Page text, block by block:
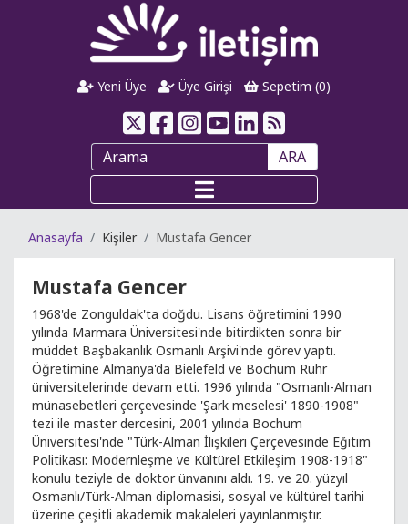
Yeni Üye Üye Girişi Sepetim (0)
ARA
Anasayfa Kişiler Mustafa Gencer
Mustafa Gencer
1968'de Zonguldak'ta doğdu. Lisans öğretimini 1990
yılında Marmara Üniversitesi'nde bitirdikten sonra bir
müddet Başbakanlık Osmanlı Arşivi'nde görev yaptı.
Öğretimine Almanya'da Bielefeld ve Bochum Ruhr
üniversitelerinde devam etti. 1996 yılında "Osmanlı-Alman
münasebetleri çerçevesinde 'Şark meselesi' 1890-1908"
tezi ile master dercesini, 2001 yılında Bochum
Üniversitesi'nde "Türk-Alman İlişkileri Çerçevesinde Eğitim
Politikası: Modernleşme ve Kültürel Etkileşim 1908-1918"
konulu teziyle de doktor ünvanını aldı. 19. ve 20. yüzyıl
Osmanlı/Türk-Alman diplomasisi, sosyal ve kültürel tarihi
üzerine çeşitli akademik makaleleri yayınlanmıştır.